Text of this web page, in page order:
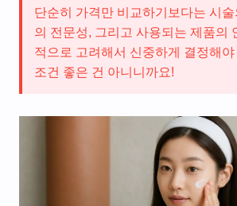
단순히 가격만 비교하기보다는 시술
의 전문성, 그리고 사용되는 제품의
적으로 고려해서 신중하게 결정해
조건 좋은 건 아니니까요!